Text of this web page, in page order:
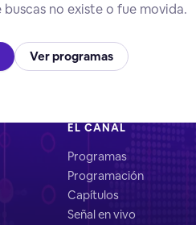
no existe o fue movida.
Ver programas
EL CANAL
Programas
Programación
Capítulos
Señal en vivo